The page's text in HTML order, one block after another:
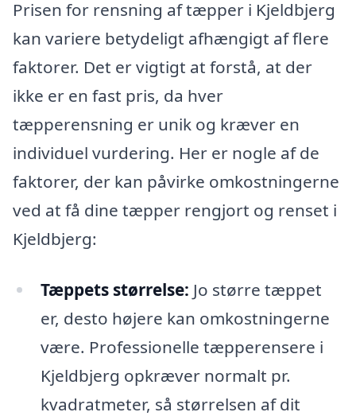
Prisen for rensning af tæpper i Kjeldbjerg
kan variere betydeligt afhængigt af flere
faktorer. Det er vigtigt at forstå, at der
ikke er en fast pris, da hver
tæpperensning er unik og kræver en
individuel vurdering. Her er nogle af de
faktorer, der kan påvirke omkostningerne
ved at få dine tæpper rengjort og renset i
Kjeldbjerg:
Tæppets størrelse: Jo større tæppet
er, desto højere kan omkostningerne
være. Professionelle tæpperensere i
Kjeldbjerg opkræver normalt pr.
kvadratmeter, så størrelsen af dit